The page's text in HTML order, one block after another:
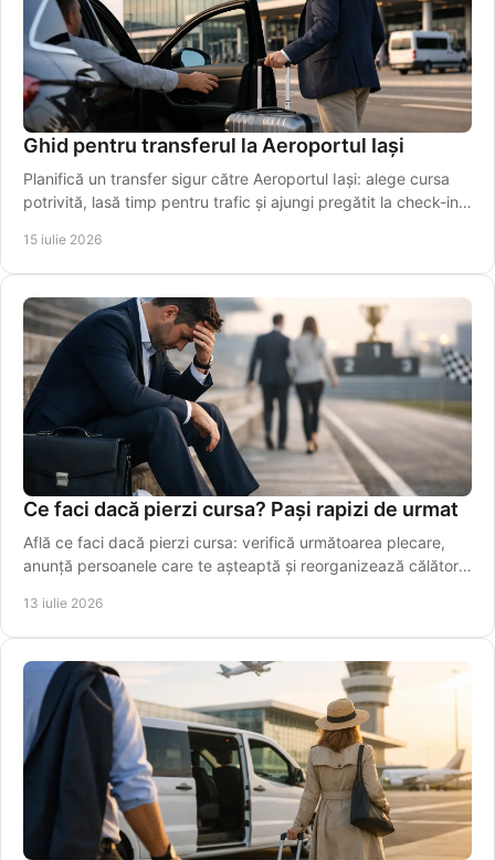
Ghid pentru transferul la Aeroportul Iași
Planifică un transfer sigur către Aeroportul Iași: alege cursa
potrivită, lasă timp pentru trafic și ajungi pregătit la check-in,
15 iulie 2026
Ce faci dacă pierzi cursa? Pași rapizi de urmat
Află ce faci dacă pierzi cursa: verifică următoarea plecare,
anunță persoanele care te așteaptă și reorganizează călătoria
13 iulie 2026